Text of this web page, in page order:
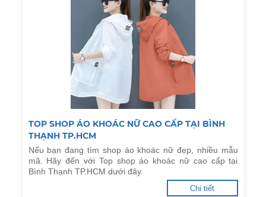
TOP SHOP ÁO KHOÁC NỮ CAO CẤP TẠI BÌNH
THẠNH TP.HCM
Nếu bạn đang tìm shop áo khoác nữ đẹp, nhiều mẫu
mã. Hãy đến với Top shop áo khoác nữ cao cấp tại
Bình Thạnh TP.HCM dưới đây.
Chi tiết